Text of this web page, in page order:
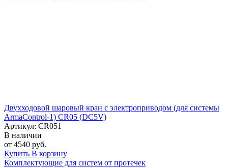
Двухходовой шаровый кран с электроприводом (для системы
ArmaControl-1) CR05 (DC5V)
Артикул: CR051
В наличии
от 4540 руб.
Купить В корзину
Комплектующие для систем от протечек